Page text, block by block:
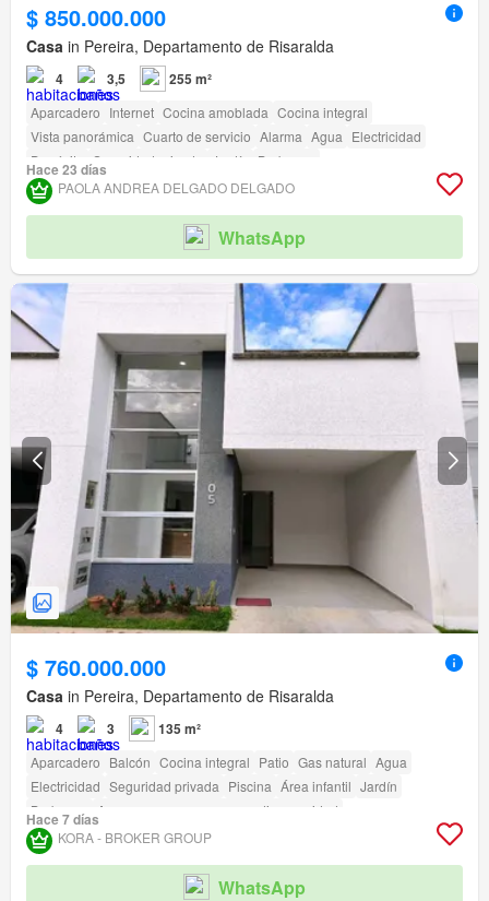
$ 850.000.000
Casa in Pereira, Departamento de Risaralda
4 3,5 255 m²
Aparcadero Internet Cocina amoblada Cocina integral
Vista panorámica Cuarto de servicio Alarma Agua Electricidad
Depósito
Seguridad privada Jardín
Barbecue
Acceso para personas con discapacidad
Hace 23 días
PAOLA ANDREA DELGADO DELGADO
WhatsApp
$ 760.000.000
Casa in Pereira, Departamento de Risaralda
4 3 135 m²
Aparcadero Balcón Cocina integral Patio Gas natural Agua
Electricidad Seguridad privada Piscina Área infantil Jardín
Barbecue
Acceso para personas con discapacidad
Hace 7 días
KORA - BROKER GROUP
WhatsApp